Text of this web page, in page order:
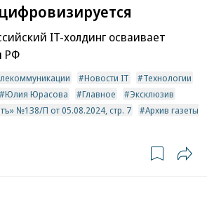
IT-холдинг осваивает
РФ
Новости IT
Технологии
Юлия Юрасова Главное
Эксклюзив
№138/П от 05.08.2024, стр. 7
Архив газеты